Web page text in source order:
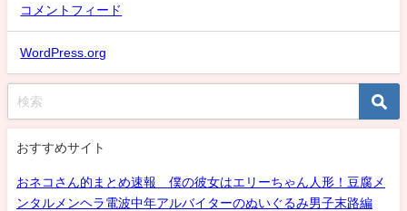
コメントフィード
WordPress.org
おすすめサイト
おネコさん的まとめ速報 僕の彼女はエリーちゃん人形！豆腐メ
ンタルメンヘラ電波中年アルバイターのぬいぐるみ男子末路編